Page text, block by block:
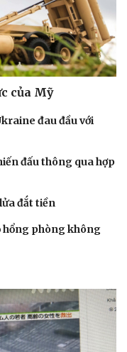
nghệ
điệu
nghệ
đổi số
của Mỹ
đau đầu với
đấu thông qua hợp
đắt tiền
hổng phòng không